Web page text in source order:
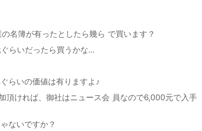
名簿が有ったとしたら幾ら で買います？
らいだったら買うかな...
らいの価値は有りますよ♪
頂ければ、御社はニュース会 員なので6,000元で入手
ないですか？